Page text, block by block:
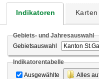
Indikatoren Karten
Gebiets- und Jahresauswahl
Gebietsauswahl
Indikatorentabelle
Ausgewählte
Alles